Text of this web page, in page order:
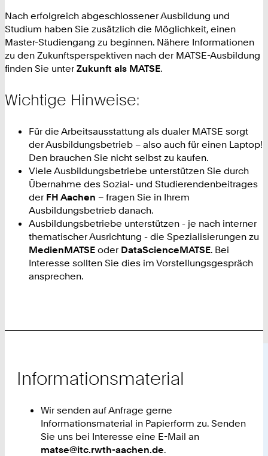
Nach erfolgreich abgeschlossener Ausbildung und
Studium haben Sie zusätzlich die Möglichkeit, einen
Master-Studiengang zu beginnen. Nähere Informationen
zu den Zukunftsperspektiven nach der MATSE-Ausbildung
finden Sie unter Zukunft als MATSE.
Wichtige Hinweise:
Für die Arbeitsausstattung als dualer MATSE sorgt
der Ausbildungsbetrieb – also auch für einen Laptop!
Den brauchen Sie nicht selbst zu kaufen.
Viele Ausbildungsbetriebe unterstützen Sie durch
Übernahme des Sozial- und Studierendenbeitrages
der FH Aachen – fragen Sie in Ihrem
Ausbildungsbetrieb danach.
Ausbildungsbetriebe unterstützen - je nach interner
thematischer Ausrichtung - die Spezialisierungen zu
MedienMATSE oder DataScienceMATSE. Bei
Interesse sollten Sie dies im Vorstellungsgespräch
ansprechen.
Informationsmaterial
Wir senden auf Anfrage gerne
Informationsmaterial in Papierform zu. Senden
Sie uns bei Interesse eine E-Mail an
matse@itc.rwth-aachen.de.